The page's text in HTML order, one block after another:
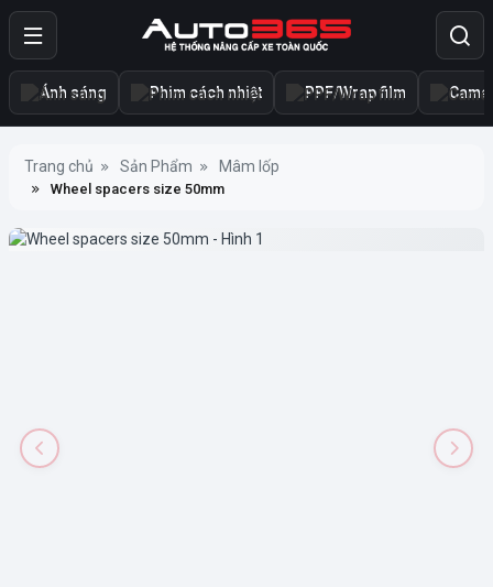
Ánh sáng Phim cách nhiệt PPF/Wrap film
Trang chủ Sản Phẩm Mâm lốp
Wheel spacers size 50mm